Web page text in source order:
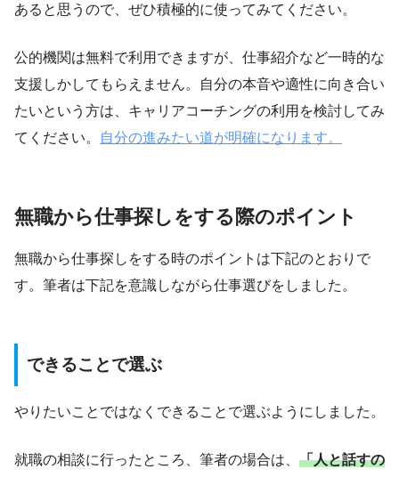
あると思うので、ぜひ積極的に使ってみてください。
公的機関は無料で利用できますが、仕事紹介など一時的な
支援しかしてもらえません。自分の本音や適性に向き合い
たいという方は、キャリアコーチングの利用を検討してみ
てください。
自分の進みたい道が明確になります。
無職から仕事探しをする際のポイント
無職から仕事探しをする時のポイントは下記のとおりで
す。筆者は下記を意識しながら仕事選びをしました。
できることで選ぶ
やりたいことではなくできることで選ぶようにしました。
就職の相談に行ったところ、筆者の場合は、 「人と話すの